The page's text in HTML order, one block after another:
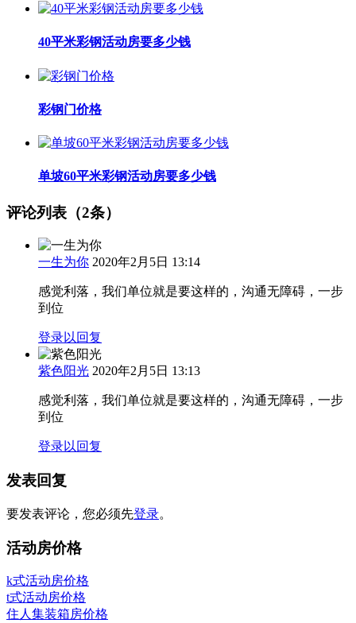
40平米彩钢活动房要多少钱
彩钢门价格
单坡60平米彩钢活动房要多少钱
评论列表（2条）
一生为你 2020年2月5日 13:14
感觉利落，我们单位就是要这样的，沟通无障碍，一步
到位
登录以回复
紫色阳光 2020年2月5日 13:13
感觉利落，我们单位就是要这样的，沟通无障碍，一步
到位
登录以回复
发表回复
要发表评论，您必须先登录。
活动房价格
k式活动房价格
t式活动房价格
住人集装箱房价格